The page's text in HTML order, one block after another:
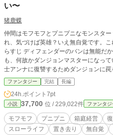
い〜
猪鹿蝶
仲間はモフモフとプニプニなモンスタ
れ、気づけば英雄？いえ無自覚です。こ
らすじ ディフェンダーのバンは無能だからとダンジョンに置き去りにされる
も、何故かダンジョンマスターになっ
士アンナに復讐するためダンジョンに
プニに挟まれた日々を過ごしていた。 ある日、女の子を助けたバンは彼女の助
言でダンジョンに宿屋を開業しようと
お面の英雄として、噂に尾びれがつき
ンは知らない。 バンはダンジョンを観
できるのだろうか？ 「あの女！観光地トラップで心も体も堕落させてや
る！！」 仲間にはのじゃロリ幼女スライムや、モフモフウルフ、モフモフ綿毛
モンスターなど、個性豊かなモンスターが登場し
ファンタジー 完結 長編
24h.ポイント 7pt
小説 37,700 位 / 229,022件 ファンタジ
モフモフ プニプニ 箱庭経営
スローライフ
置き去り 無自覚